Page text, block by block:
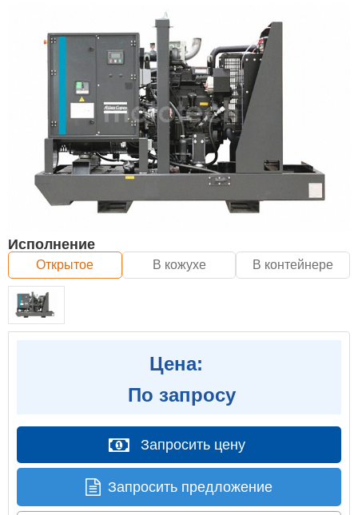
Исполнение
Открытое В кожухе В контейнере
Цена:
По запросу
Запросить цену
Запросить предложение